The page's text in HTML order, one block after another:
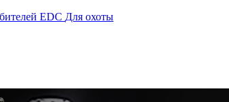
EDC Для охоты